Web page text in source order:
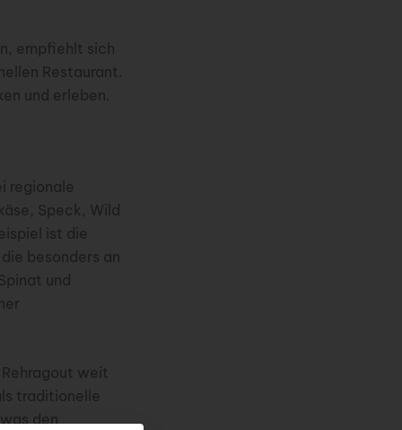
empfiehlt sich
Restaurant.
und erleben.
regionale
Speck, Wild
ist die
besonders an
und
weit
traditionelle
den